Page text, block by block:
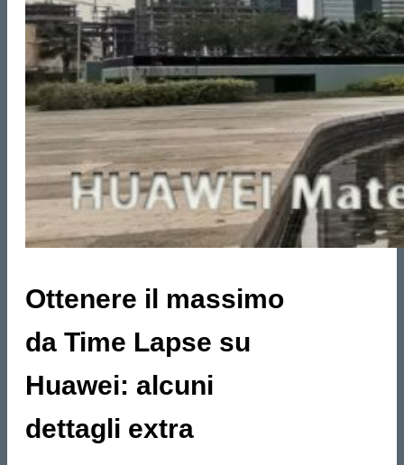
Ottenere il massimo
da Time Lapse su
Huawei: alcuni
dettagli extra